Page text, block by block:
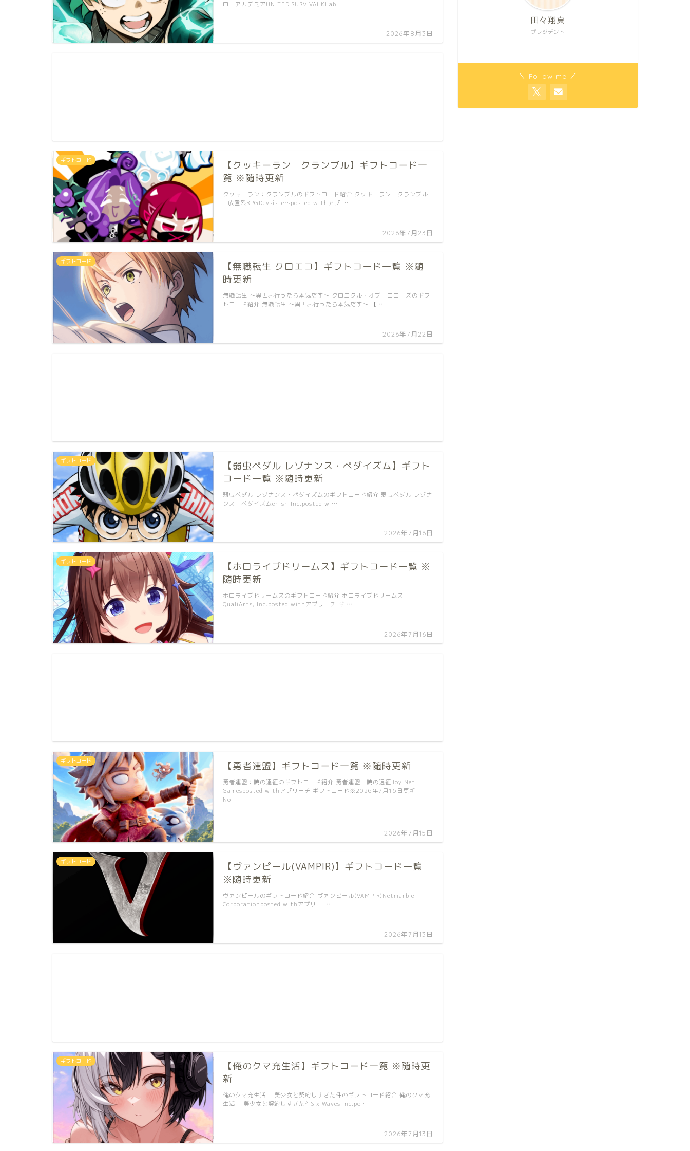
2026年8月3日
ローアカデミアUNITED SURVIVALKLab …
ギフトコード
【クッキーラン クランブル】ギフトコード一
覧 ※随時更新
2026年7月23日
クッキーラン：クランブルのギフトコード紹介 クッキーラン：クランブル
- 放置系RPGDevsistersposted withアプ …
ギフトコード
【無職転生 クロエコ】ギフトコード一覧 ※随
時更新
2026年7月22日
無職転生 〜異世界行ったら本気だす〜 クロニクル・オブ・エコーズのギフ
トコード紹介 無職転生 〜異世界行ったら本気だす〜 【 …
ギフトコード
【弱虫ペダル レゾナンス・ぺダイズム】ギフト
コード一覧 ※随時更新
2026年7月16日
弱虫ペダル レゾナンス・ぺダイズムのギフトコード紹介 弱虫ペダル レゾナ
ンス・ぺダイズムenish Inc.posted w …
ギフトコード
【ホロライブドリームス】ギフトコード一覧 ※
随時更新
2026年7月16日
ホロライブドリームスのギフトコード紹介 ホロライブドリームス
QualiArts, Inc.posted withアプリーチ ギ …
ギフトコード 【勇者連盟】ギフトコード一覧 ※随時更新
2026年7月15日
勇者連盟：暁の遠征のギフトコード紹介 勇者連盟：暁の遠征Joy Net
Gamesposted withアプリーチ ギフトコード※2026年7月15日更新
No …
ギフトコード
【ヴァンピール(VAMPIR)】ギフトコード一覧
※随時更新
2026年7月13日
ヴァンピールのギフトコード紹介 ヴァンピール(VAMPIR)Netmarble
Corporationposted withアプリー …
ギフトコード
【俺のクマ充生活】ギフトコード一覧 ※随時更
新
2026年7月13日
俺のクマ充生活： 美少女と契約しすぎた件のギフトコード紹介 俺のクマ充
生活： 美少女と契約しすぎた件Six Waves Inc.po …
プレジデント
田々翔真
＼ Follow me ／